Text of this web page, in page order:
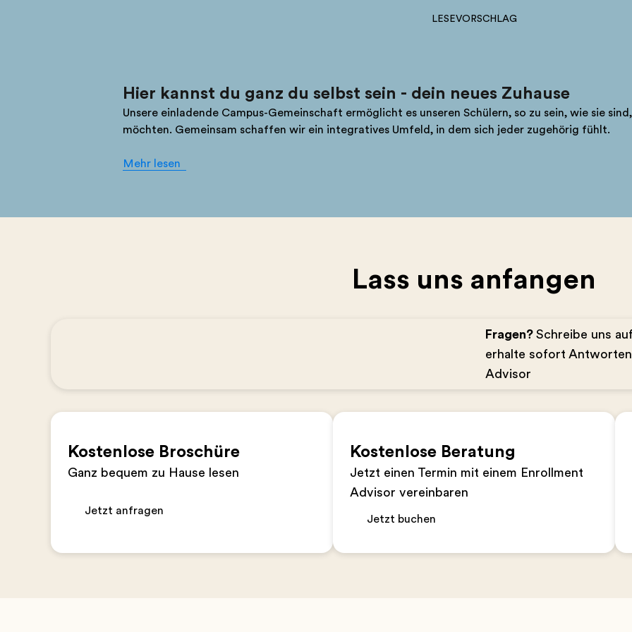
LESEVORSCHLAG
Hier kannst du ganz du selbst sein - dein neues Zuhause
Unsere einladende Campus-Gemeinschaft ermöglicht es unseren Schülern, so zu sein, wie sie
möchten. Gemeinsam schaffen wir ein integratives Umfeld, in dem sich jeder zugehörig fühlt.
Mehr lesen
Lass uns anfangen
Fragen?Schreibe uns
erhalte sofort
Advisor
Kostenlose Broschüre
Ganz bequem zu Hause lesen
Jetzt anfragen
Kostenlose Beratung
Jetzt einen Termin mit einem Enrollment
Advisor vereinbaren
Jetzt buchen